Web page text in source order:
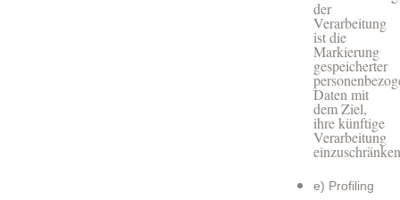
der
Verarbeitung
ist die
Markierung
gespeicherter
Daten mit
dem Ziel,
ihre künftige
Verarbeitung
e) Profiling